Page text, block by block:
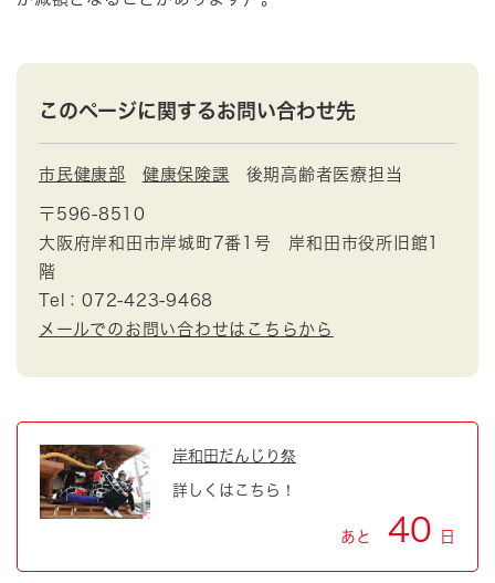
このページに関するお問い合わせ先
市民健康部 健康保険課 後期高齢者医療担当
〒596-8510
大阪府岸和田市岸城町7番1号 岸和田市役所旧館1
階
Tel：072-423-9468
メールでのお問い合わせはこちらから
岸和田だんじり祭
詳しくはこちら！
あと 40 日